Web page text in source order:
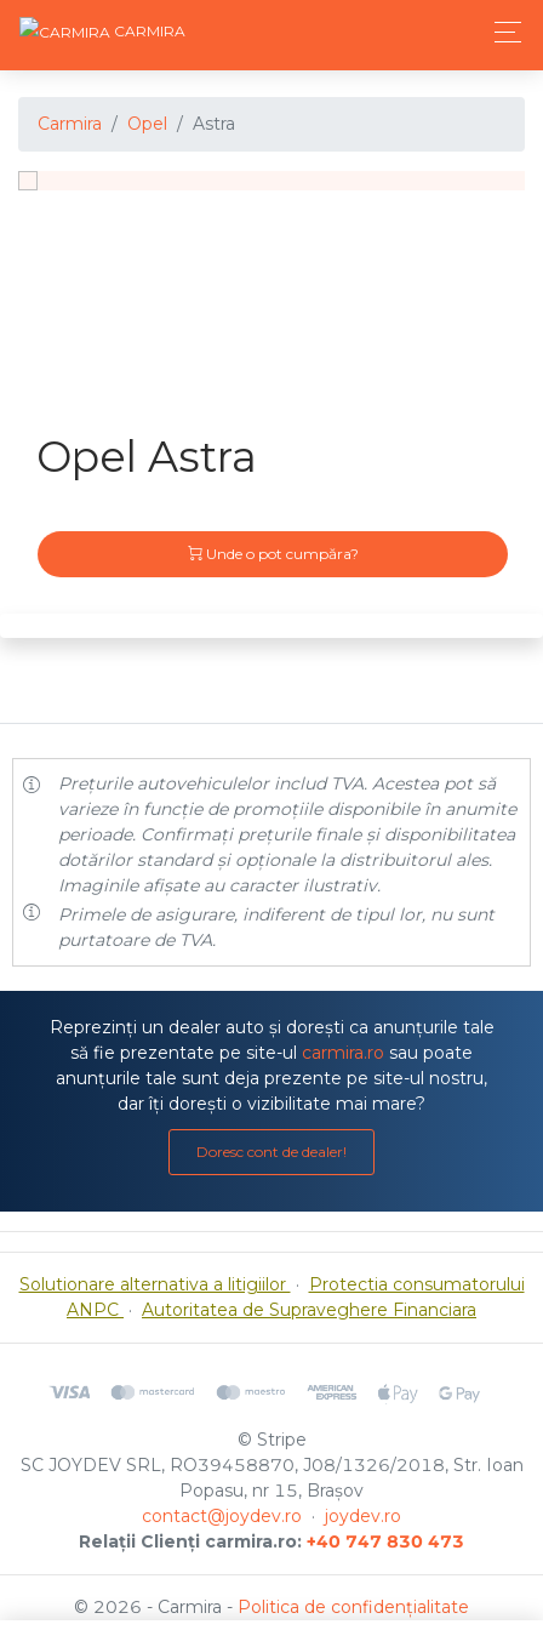
CARMIRA
Carmira Opel Astra
Opel Astra
Unde o pot cumpăra?
Prețurile autovehiculelor includ TVA. Acestea pot să
varieze în funcție de promoțiile disponibile în anumite
perioade. Confirmați prețurile finale și disponibilitatea
dotărilor standard și opționale la distribuitorul ales.
Imaginile afișate au caracter ilustrativ.
Primele de asigurare, indiferent de tipul lor, nu sunt
purtatoare de TVA.
Reprezinți un dealer auto și dorești ca anunțurile tale
să fie prezentate pe site-ul carmira.ro sau poate
anunțurile tale sunt deja prezente pe site-ul nostru,
dar îți dorești o vizibilitate mai mare?
Doresc cont de dealer!
Solutionare alternativa a litigiilor · Protectia consumatorului
ANPC · Autoritatea de Supraveghere Financiara
© Stripe
SC JOYDEV SRL, RO39458870, J08/1326/2018, Str. Ioan
Popasu, nr 15, Brașov
contact@joydev.ro · joydev.ro
Relații Clienți carmira.ro: +40 747 830 473
© 2026 - Carmira - Politica de confidențialitate